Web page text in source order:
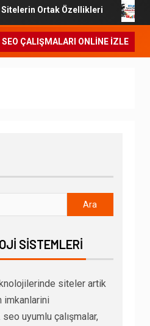
Ortak Özellikleri
SEO ÇALIŞMALARI ONLINE IZLE
SISTEMLERI
siteler artik
imkanlarini
uyumlu çalışmalar,